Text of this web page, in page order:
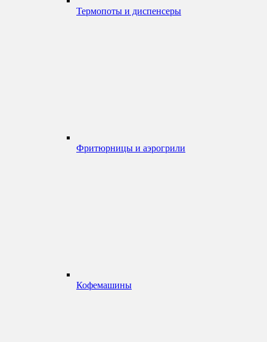
Термопоты и диспенсеры
Фритюрницы и аэрогрили
Кофемашины